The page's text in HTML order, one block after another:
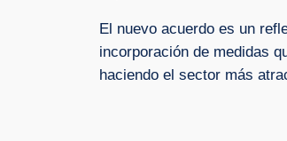
El nuevo acuerdo es un
incorporación de medidas
haciendo el sector más